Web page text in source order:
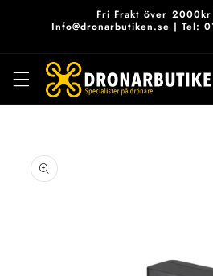
Fri Frakt över
Info@dronarbutiken.se | Tel:
vidare till